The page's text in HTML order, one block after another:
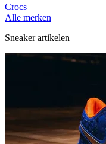
Crocs
Alle merken
Sneaker artikelen